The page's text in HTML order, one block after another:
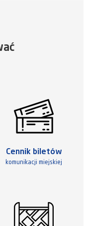
Cennik biletów
komunikacji miejskiej